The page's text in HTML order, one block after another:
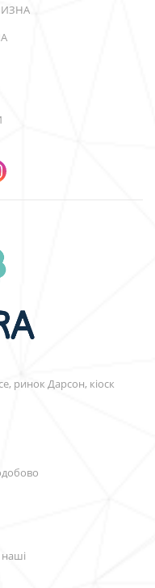
ринок Дарсон, кіоск